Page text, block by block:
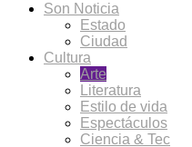
Son Noticia
Estado
Ciudad
Cultura
Arte
Literatura
Estilo de vida
Espectáculos
Ciencia & Tec